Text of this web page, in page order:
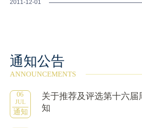
2011-12-01
通知公告
ANNOUNCEMENTS
06
JUL
通知
关于推荐及评选第十六届
知